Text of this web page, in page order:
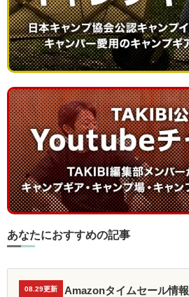
あなたにおすすめの記事
08.29更新 Amazonタイムセール情報